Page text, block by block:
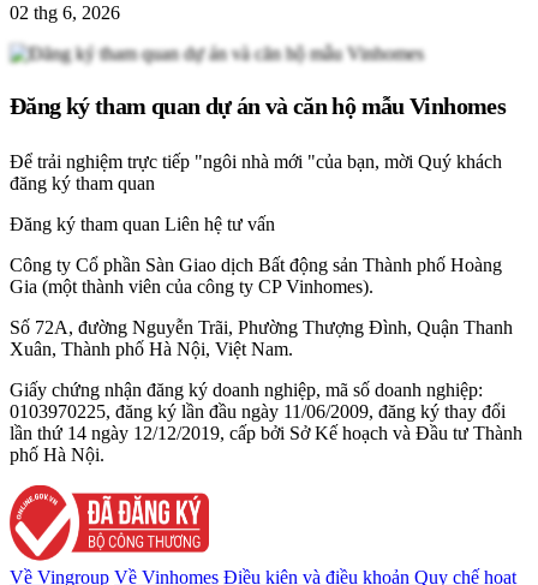
02 thg 6, 2026
Đăng ký tham quan dự án và căn hộ mẫu Vinhomes
Để trải nghiệm trực tiếp "ngôi nhà mới "của bạn, mời Quý khách
đăng ký tham quan
Đăng ký tham quan Liên hệ tư vấn
Công ty Cổ phần Sàn Giao dịch Bất động sản Thành phố Hoàng
Gia (một thành viên của công ty CP Vinhomes).
Số 72A, đường Nguyễn Trãi, Phường Thượng Đình, Quận Thanh
Xuân, Thành phố Hà Nội, Việt Nam.
Giấy chứng nhận đăng ký doanh nghiệp, mã số doanh nghiệp:
0103970225, đăng ký lần đầu ngày 11/06/2009, đăng ký thay đổi
lần thứ 14 ngày 12/12/2019, cấp bởi Sở Kế hoạch và Đầu tư Thành
phố Hà Nội.
Về Vingroup Về Vinhomes Điều kiện và điều khoản Quy chế hoạt